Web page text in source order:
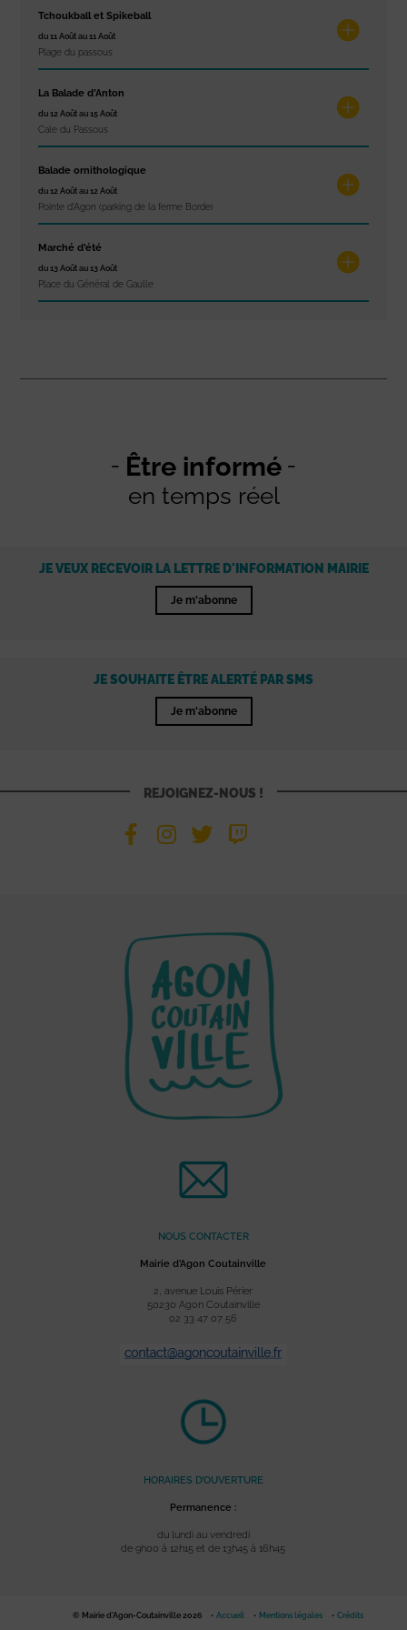
Tchoukball et Spikeball
du 11 Août au 11 Août
Plage du passous
La Balade d’Anton
du 12 Août au 15 Août
Cale du Passous
Balade ornithologique
du 12 Août au 12 Août
Pointe d'Agon (parking de la ferme Borde)
Marché d’été
du 13 Août au 13 Août
Place du Général de Gaulle
Être informé
en temps réel
JE VEUX RECEVOIR LA LETTRE D'INFORMATION MAIRIE
Je m'abonne
JE SOUHAITE ÊTRE ALERTÉ PAR SMS
Je m'abonne
REJOIGNEZ-NOUS !
NOUS CONTACTER
Mairie d’Agon Coutainville
2, avenue Louis Périer
50230 Agon Coutainville
02 33 47 07 56
HORAIRES D’OUVERTURE
Permanence :
du lundi au vendredi
de 9h00 à 12h15 et de 13h45 à 16h45
© Mairie d'Agon-Coutainville 2026 Accueil Mentions légales Crédits